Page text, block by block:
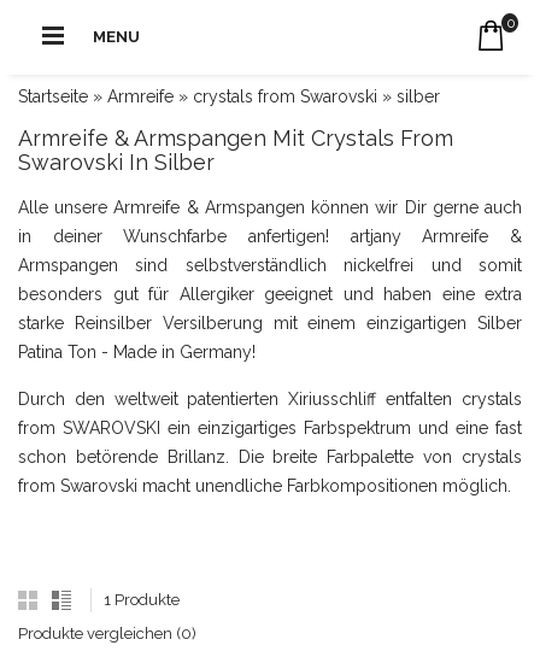
MENU
0
Startseite » Armreife » crystals from Swarovski » silber
Armreife & Armspangen Mit Crystals From
Swarovski In Silber
Alle unsere Armreife & Armspangen können wir Dir gerne auch
in deiner Wunschfarbe anfertigen! artjany Armreife &
Armspangen sind selbstverständlich nickelfrei und somit
besonders gut für Allergiker geeignet und haben eine extra
starke Reinsilber Versilberung mit einem einzigartigen Silber
Patina Ton - Made in Germany!
Durch den weltweit patentierten Xiriusschliff entfalten crystals
from SWAROVSKI ein einzigartiges Farbspektrum und eine fast
schon betörende Brillanz. Die breite Farbpalette von crystals
from Swarovski macht unendliche Farbkompositionen möglich.
1 Produkte
Produkte vergleichen (0)